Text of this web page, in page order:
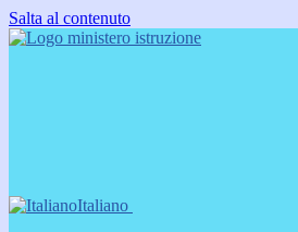
Salta al contenuto
Italiano